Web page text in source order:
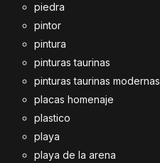
piedra
pintor
pintura
pinturas taurinas
pinturas taurinas modernas
placas homenaje
plastico
playa
playa de la arena